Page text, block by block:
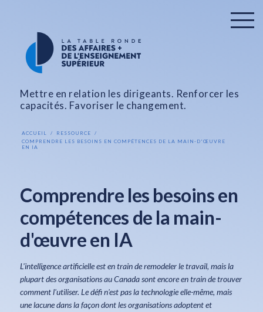
Mettre en relation les dirigeants. Renforcer les
capacités. Favoriser le changement.
ACCUEIL
RESSOURCE
COMPRENDRE LES BESOINS EN COMPÉTENCES DE LA MAIN-D'ŒUVRE
EN IA
Comprendre les besoins en
compétences de la main-
d'œuvre en IA
L'intelligence artificielle est en train de remodeler le travail, mais la
plupart des organisations au Canada sont encore en train de trouver
comment l'utiliser. Le défi n'est pas la technologie elle-même, mais
une lacune dans la façon dont les organisations adoptent et